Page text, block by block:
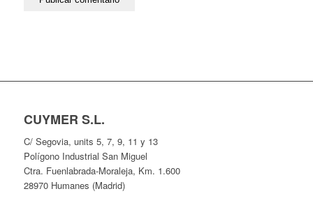
CUYMER S.L.
C/ Segovia, units 5, 7, 9, 11 y 13
Polígono Industrial San Miguel
Ctra. Fuenlabrada-Moraleja, Km. 1.600
28970 Humanes (Madrid)